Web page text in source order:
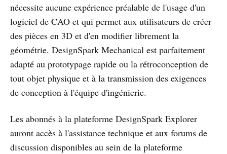
nécessite aucune expérience préalable de l'usage d'un
logiciel de CAO et qui permet aux utilisateurs de créer
des pièces en 3D et d'en modifier librement la
géométrie. DesignSpark Mechanical est parfaitement
adapté au prototypage rapide ou la rétroconception de
tout objet physique et à la transmission des exigences
de conception à l'équipe d'ingénierie.
Les abonnés à la plateforme DesignSpark Explorer
auront accès à l'assistance technique et aux forums de
discussion disponibles au sein de la plateforme